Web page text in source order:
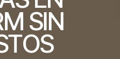
M SIN
TOS